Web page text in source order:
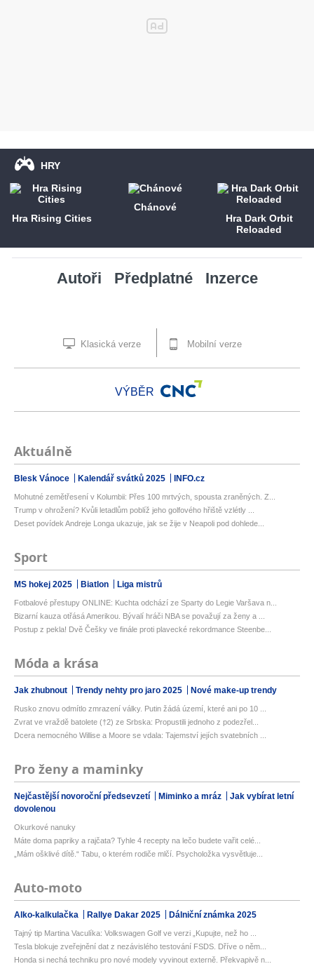
HRY
Hra Rising Cities
Chánové
Hra Dark Orbit
Reloaded
Autoři Předplatné Inzerce
Klasická verze Mobilní verze
VÝBĚR
Aktuálně
Blesk Vánoce Kalendář svátků 2025 INFO.cz
Mohutné zemětřesení v Kolumbii: Přes 100 mrtvých, spousta zraněných. Z...
Trump v ohrožení? Kvůli letadlům poblíž jeho golfového hřiště vzlétly ...
Deset povídek Andreje Longa ukazuje, jak se žije v Neapoli pod dohlede...
Sport
MS hokej 2025 Biatlon Liga mistrů
Fotbalové přestupy ONLINE: Kuchta odchází ze Sparty do Legie Varšava n...
Bizarní kauza otřásá Amerikou. Bývalí hráči NBA se považují za ženy a ...
Postup z pekla! Dvě Češky ve finále proti plavecké rekordmance Steenbe...
Móda a krása
Jak zhubnout Trendy nehty pro jaro 2025 Nové make-up trendy
Rusko znovu odmítlo zmrazení války. Putin žádá území, které ani po 10 ...
Zvrat ve vraždě batolete (†2) ze Srbska: Propustili jednoho z podezřel...
Dcera nemocného Willise a Moore se vdala: Tajemství jejích svatebních ...
Pro ženy a maminky
Nejčastější novoroční předsevzetí Miminko a mráz
Jak vybírat letní
dovolenou
Okurkové nanuky
Máte doma papriky a rajčata? Tyhle 4 recepty na lečo budete vařit celé...
„Mám ošklivé dítě.“ Tabu, o kterém rodiče mlčí. Psycholožka vysvětluje...
Auto-moto
Alko-kalkulačka Rallye Dakar 2025 Dálniční známka 2025
Tajný tip Martina Vaculíka: Volkswagen Golf ve verzi „Kupujte, než ho ...
Tesla blokuje zveřejnění dat z nezávislého testování FSDS. Dříve o něm...
Honda si nechá techniku pro nové modely vyvinout externě. Překvapivě n...